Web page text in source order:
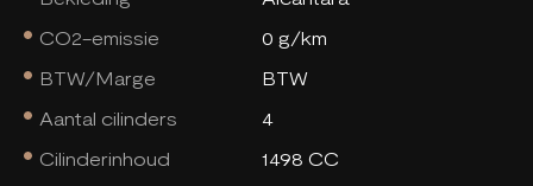
CO2-emissie
0 g/km
BTW/Marge
BTW
Aantal cilinders
4
Cilinderinhoud
1498 CC